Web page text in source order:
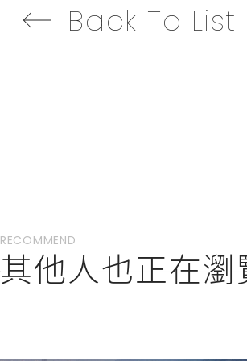
Back To List
RECOMMEND
其他人也正在